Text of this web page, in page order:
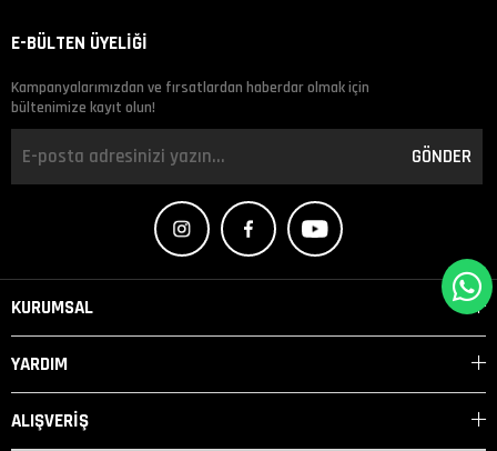
E-BÜLTEN ÜYELİĞİ
Kampanyalarımızdan ve fırsatlardan haberdar olmak için
bültenimize kayıt olun!
GÖNDER
KURUMSAL
YARDIM
ALIŞVERİŞ